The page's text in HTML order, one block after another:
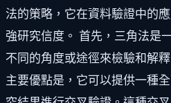
法的策略，它在資料驗證中的
強研究信度。 首先，三角法是
不同的角度或途徑來檢驗和解
主要優點是，它可以提供一種